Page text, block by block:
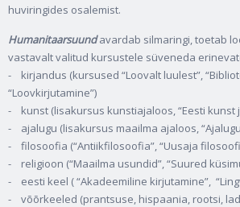
huviringides osalemist.
Humanitaarsuund avardab silmaringi, toetab
vastavalt valitud kursustele süveneda
- kirjandus (kursused “Loovalt luulest”,
“Loovkirjutamine”)
- kunst (lisakursus kunstiajaloos, “Eesti kunst
- ajalugu (lisakursus maailma ajaloos,
- filosoofia (“Antiikfilosoofia”, “Uusaja
- religioon (“Maailma usundid”, “Suured
- eesti keel ( “Akadeemiline kirjutamine”,
- võõrkeeled (prantsuse, hispaania, rootsi,